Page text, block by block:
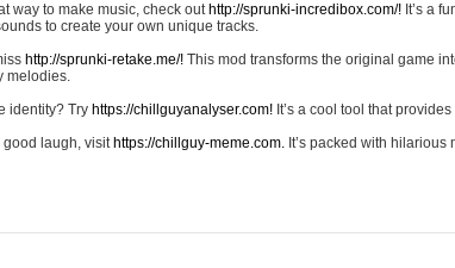
way to make music, check out http://sprunki-incredibox.com/! It’s a
to create your own unique tracks.
http://sprunki-retake.me/! This mod transforms the original game
melodies.
identity? Try https://chillguyanalyser.com! It’s a cool tool that
good laugh, visit https://chillguy-meme.com. It’s packed with